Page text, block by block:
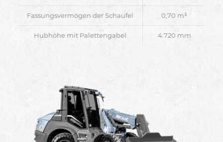
Fassungsvermögen der Schaufel 0,70 m³
Hubhöhe mit Palettengabel 4.720 mm